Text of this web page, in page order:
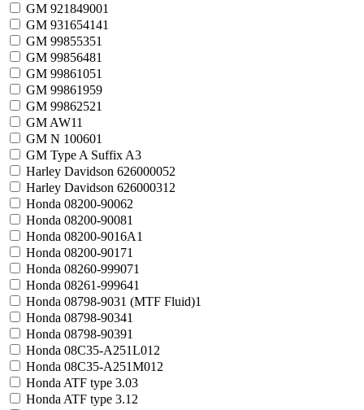
GM 921849001
GM 931654141
GM 99855351
GM 99856481
GM 99861051
GM 99861959
GM 99862521
GM AW11
GM N 100601
GM Type A Suffix A3
Harley Davidson 626000052
Harley Davidson 62600031 2
Honda 08200-90062
Honda 08200-90081
Honda 08200-9016A1
Honda 08200-90171
Honda 08260-999071
Honda 08261-999641
Honda 08798-9031 (MTF Fluid)1
Honda 08798-90341
Honda 08798-90391
Honda 08C35-A251L01 2
Honda 08C35-A251M01 2
Honda ATF type 3.03
Honda ATF type 3.1 2